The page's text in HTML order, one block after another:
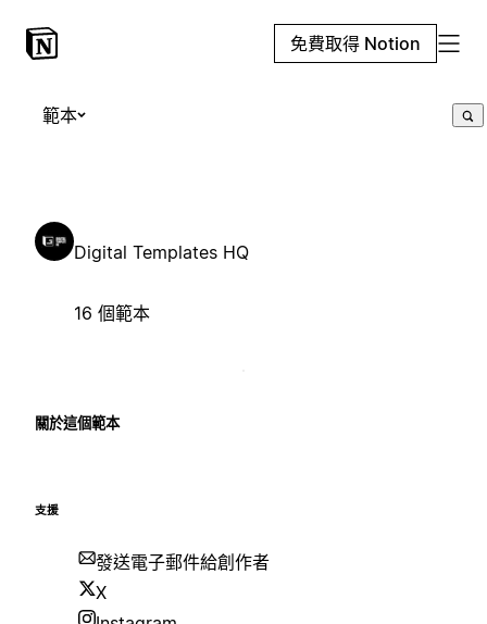
免費取得 Notion
範本
Digital Templates HQ
16 個範本
關於這個範本
支援
發送電子郵件給創作者
X